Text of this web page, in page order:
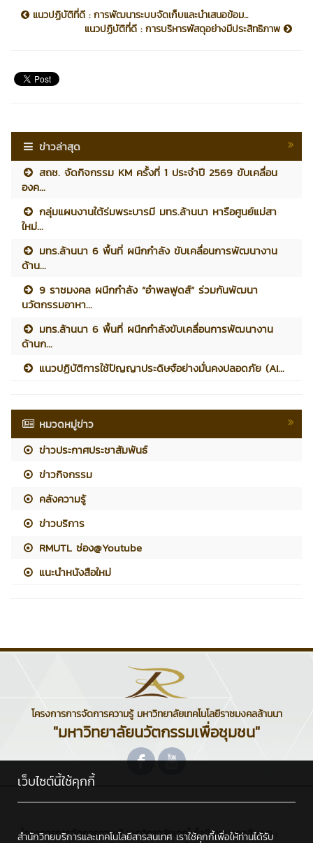
แนวปฏิบัติที่ดี : การพัฒนาระบบจัดเก็บและนำเสนอข้อม...
แนวปฏิบัติที่ดี : การบริหารพัสดุอย่างมีประสิทธิภาพ
ข่าวล่าสุด
สถช. จัดกิจกรรม KM ครั้งที่ 1 ประจำปี 2569 ขับเคลื่อน
องค...
กลุ่มแผนงานใต้ร่มพระบารมี มทร.ล้านนา หารือศูนย์แม่สา
ใหม่...
มทร.ล้านนา 6 พื้นที่ ผนึกกำลัง ขับเคลื่อนการพัฒนางาน
ด้าน...
9 ราชมงคล ผนึกกำลัง “อำพลฟูดส์” ร่วมกันพัฒนา
นวัตกรรมอาหา...
มทร.ล้านนา 6 พื้นที่ ผนึกกำลังขับเคลื่อนการพัฒนางาน
ด้านก...
แนวปฏิบัติการใช้ปัญญาประดิษฐ์อย่างมั่นคงปลอดภัย (AI...
หมวดหมู่ข่าว
ข่าวประกาศประชาสัมพันธ์
ข่าวกิจกรรม
คลังความรู้
ข่าวบริการ
RMUTL ช่อง@Youtube
แนะนำหนังสือใหม่
โครงการการจัดการความรู้ มหาวิทยาลัยเทคโนโลยีราชมงคลล้านนา
"มหาวิทยาลัยนวัตกรรมเพื่อชุมชน"
โครงการการจัดการความรู้ มหาวิทยาลัยเทคโนโลยีราชมงคลล้านนา :
เว็บไซต์นี้ใช้คุกกี้
สำนักวิทยบริการและเทคโนโลยีสารสนเทศ เราใช้คุกกี้เพื่อให้ท่านได้รับ